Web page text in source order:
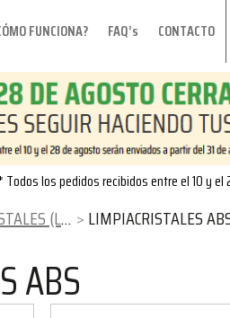
FUNCIONA? FAQ’s CONTACTO
Todos los pedidos recibidos entre el 10 y
PULEX) LIMPIACRISTALES
ABS